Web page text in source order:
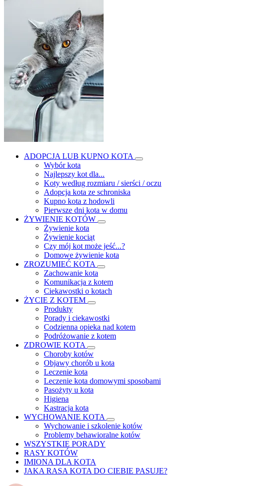
ADOPCJA LUB KUPNO KOTA
Wybór kota
Najlepszy kot dla...
Koty według rozmiaru / sierści / oczu
Adopcja kota ze schroniska
Kupno kota z hodowli
Pierwsze dni kota w domu
ŻYWIENIE KOTÓW
Żywienie kota
Żywienie kociąt
Czy mój kot może jeść...?
Domowe żywienie kota
ZROZUMIEĆ KOTA
Zachowanie kota
Komunikacja z kotem
Ciekawostki o kotach
ŻYCIE Z KOTEM
Produkty
Porady i ciekawostki
Codzienna opieka nad kotem
Podróżowanie z kotem
ZDROWIE KOTA
Choroby kotów
Objawy chorób u kota
Leczenie kota
Leczenie kota domowymi sposobami
Pasożyty u kota
Higiena
Kastracja kota
WYCHOWANIE KOTA
Wychowanie i szkolenie kotów
Problemy behawioralne kotów
WSZYSTKIE PORADY
RASY KOTÓW
IMIONA DLA KOTA
JAKA RASA KOTA DO CIEBIE PASUJE?